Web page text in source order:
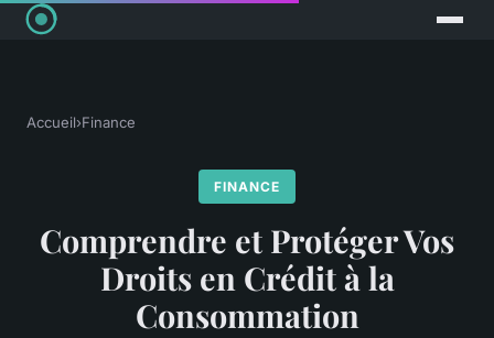
Accueil›Finance
FINANCE
Comprendre et Protéger Vos
Droits en Crédit à la
Consommation